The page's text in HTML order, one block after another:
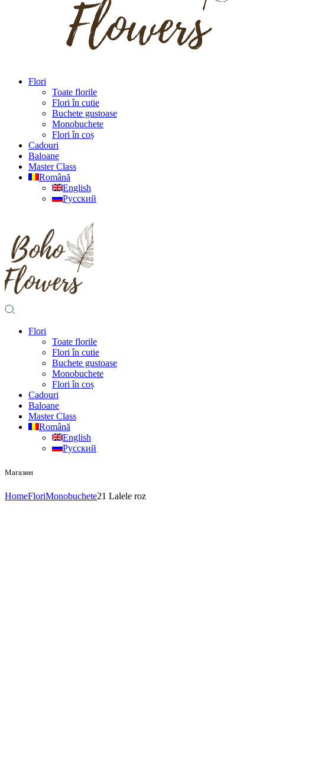
Flori
Toate florile
Flori în cutie
Buchete gustoase
Monobuchete
Flori în coș
Cadouri
Baloane
Master Class
Română
English
Русский
Flori
Toate florile
Flori în cutie
Buchete gustoase
Monobuchete
Flori în coș
Cadouri
Baloane
Master Class
Română
English
Русский
Магазин
HomeFloriMonobuchete21 Lalele roz